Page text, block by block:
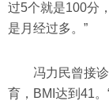
过5个就是100分
是月经过多。”
冯力民曾接
育，BMI达到41